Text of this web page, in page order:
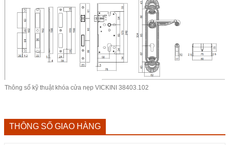
Thông số kỹ thuật khóa cửa nẹp VICKINI 38403.102
THÔNG SỐ GIAO HÀNG